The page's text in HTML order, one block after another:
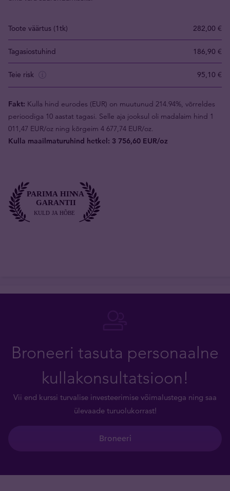
Toote väärtus (1tk) 282,00 €
Tagasiostuhind 186,90 €
Teie risk 95,10 €
Fakt: Kulla hind eurodes (EUR) on muutunud 214.94%, võrreldes
perioodiga 10 aastat tagasi. Selle aja jooksul oli madalaim hind 1
011,47 EUR/oz ning kõrgeim 4 677,74 EUR/oz.
Kulla maailmaturuhind hetkel: 3 756,60 EUR/oz
Broneeri tasuta personaalne
kullakonsultatsioon!
Vii end kurssi turvalise investeerimise võimalustega ning saa
ülevaade turuolukorrast!
Broneeri